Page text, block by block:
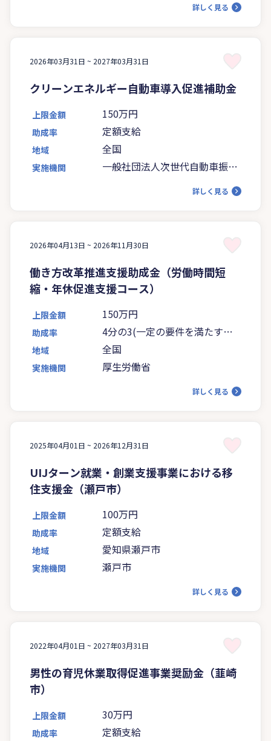
詳しく見る
2026年03月31日 ~ 2027年03月31日
クリーンエネルギー自動車導入促進補助金
上限金額 150万円
助成率 定額支給
地域 全国
実施機関
一般社団法人次世代自動車振興
詳しく見る
2026年04月13日 ~ 2026年11月30日
働き方改革推進支援助成金（労働時間短
縮・年休促進支援コース）
上限金額 150万円
助成率
4分の3(一定の要件を満たす場
合は5分の4)
地域 全国
実施機関 厚生労働省
詳しく見る
2025年04月01日 ~ 2026年12月31日
UIJターン就業・創業支援事業における移
住支援金（瀬戸市）
上限金額 100万円
助成率 定額支給
地域 愛知県瀬戸市
実施機関 瀬戸市
詳しく見る
2022年04月01日 ~ 2027年03月31日
男性の育児休業取得促進事業奨励金（韮崎
市）
上限金額 30万円
助成率 定額支給